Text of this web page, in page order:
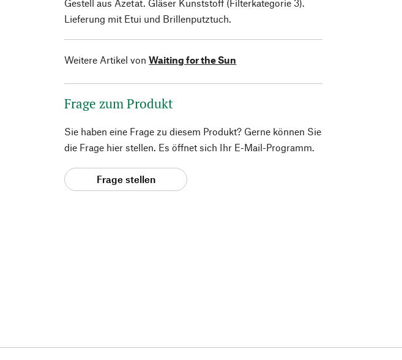
Gestell aus Azetat. Gläser Kunststoff (Filterkategorie 3).
Lieferung mit Etui und Brillenputztuch.
Weitere Artikel von Waiting for the Sun
Frage zum Produkt
Sie haben eine Frage zu diesem Produkt? Gerne können Sie
die Frage hier stellen. Es öffnet sich Ihr E-Mail-Programm.
Frage stellen